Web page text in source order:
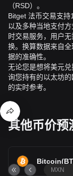
（RSD）。
Bitget 法币交易支
以及多种当地支付
时交易服务，用户
换。换算数据来自
据的准确性。
无论您是想将美元
询您持有的以太坊
的实时参考。
其他币价预
Bitcoin(
MXN